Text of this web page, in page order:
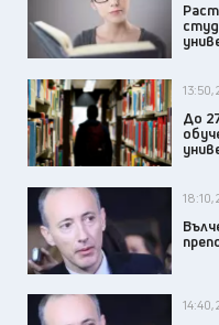
До
18:10,
14:40,